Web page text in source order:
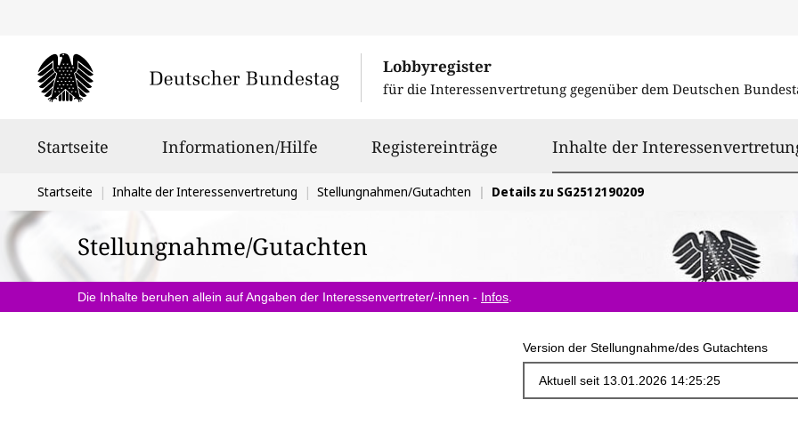
Lobbyregister
für die Interessenvertretung gegenüber dem Deutschen
Startseite Informationen/Hilfe Registereinträge Inhalte der
Sie
befinden
sich
hier:
Startseite Inhalte der Interessenvertretung Stellungnahmen/Gutachten Details zu SG2512190209
Stellungnahme/Gutachten
Die Inhalte beruhen allein auf Angaben der Interessenvertreter/-innen - Infos
Version der Stellungnahme/des Gutachtens